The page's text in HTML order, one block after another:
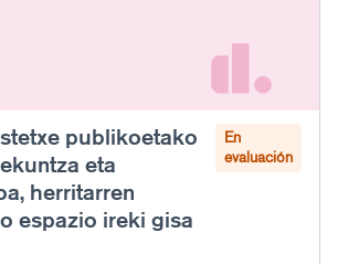
publikoetako
eta
herritarren
espazio ireki gisa
En
evaluación